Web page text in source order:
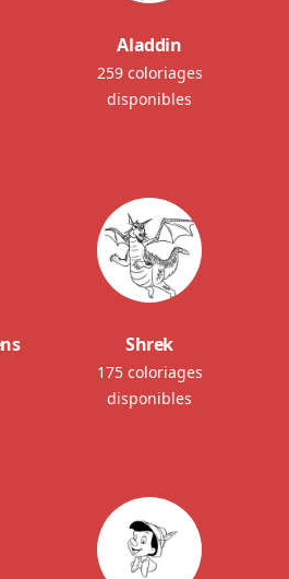
Aladdin
259 coloriages
disponibles
Shrek
175 coloriages
disponibles